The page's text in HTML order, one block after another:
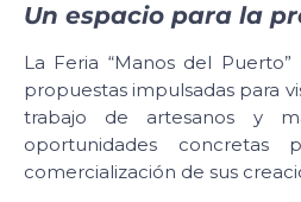
Un espacio para la
La Feria “Manos del
propuestas impulsadas para
trabajo de artesanos y
oportunidades
comercialización de sus